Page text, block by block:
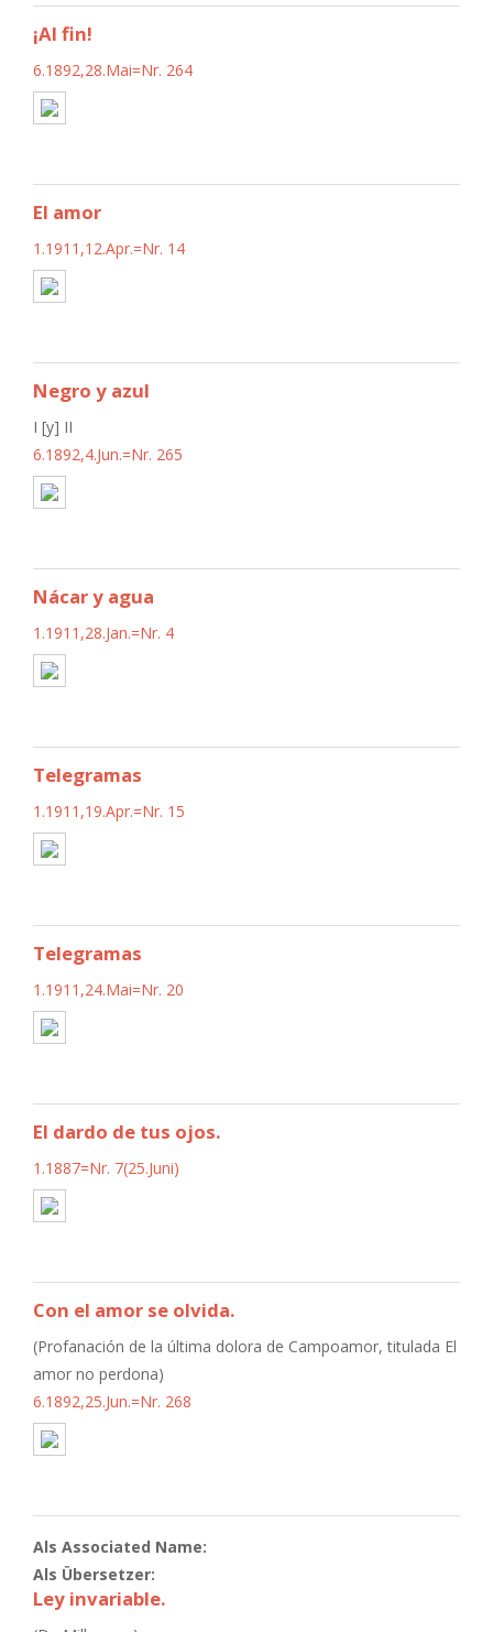
¡Al fin!
6.1892,28.Mai=Nr. 264
El amor
1.1911,12.Apr.=Nr. 14
Negro y azul
I [y] II
6.1892,4.Jun.=Nr. 265
Nácar y agua
1.1911,28.Jan.=Nr. 4
Telegramas
1.1911,19.Apr.=Nr. 15
Telegramas
1.1911,24.Mai=Nr. 20
El dardo de tus ojos.
1.1887=Nr. 7(25.Juni)
Con el amor se olvida.
(Profanación de la última dolora de Campoamor, titulada El
amor no perdona)
6.1892,25.Jun.=Nr. 268
Als Associated Name:
Als Übersetzer:
Ley invariable.